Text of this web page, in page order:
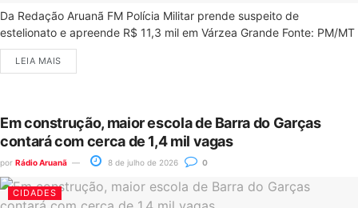
Da Redação Aruanã FM Polícia Militar prende suspeito de
estelionato e apreende R$ 11,3 mil em Várzea Grande Fonte: PM/MT
LEIA MAIS
Em construção, maior escola de Barra do Garças
contará com cerca de 1,4 mil vagas
por Rádio Aruanã 8 de julho de 2026 0
CIDADES